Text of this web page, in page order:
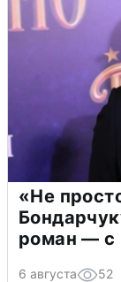
«Не
роман — с
6 августа 52